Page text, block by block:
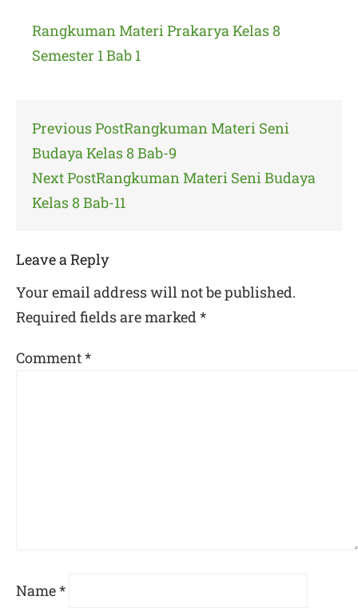
Rangkuman Materi Prakarya Kelas 8
Semester 1 Bab 1
Post
navigation
Previous PostRangkuman Materi Seni
Budaya Kelas 8 Bab-9
Next PostRangkuman Materi Seni Budaya
Kelas 8 Bab-11
Leave a Reply
Your email address will not be published.
Required fields are marked*
Comment*
Name*